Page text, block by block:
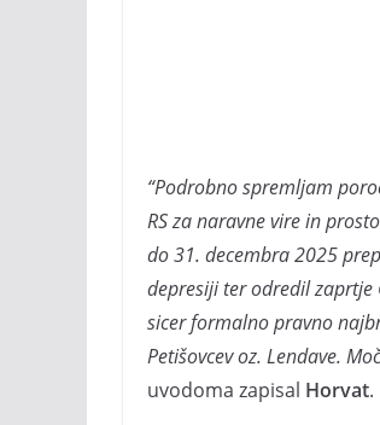
“Podrobno spremljam
RS za naravne vire in
do 31. decembra 2025
depresiji ter odredil zaprtje
sicer formalno pravno
Petišovcev oz. Lendave.
uvodoma zapisal Horvat.